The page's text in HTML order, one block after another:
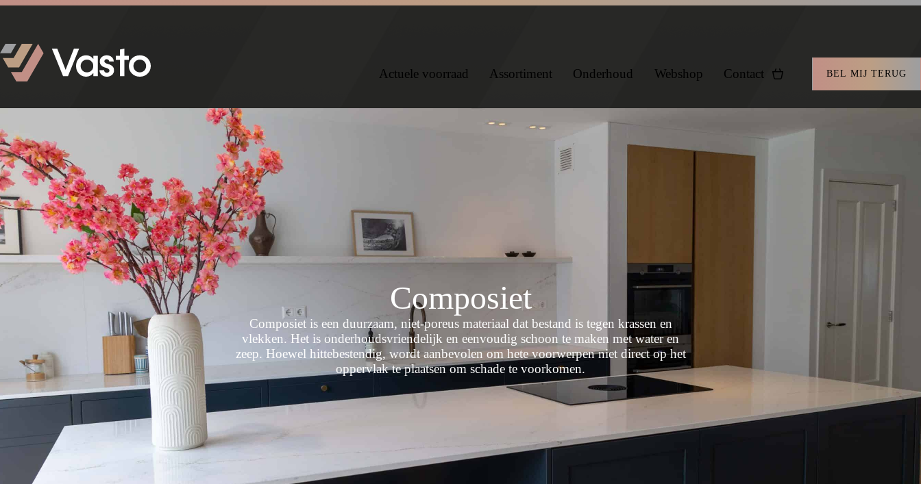
Actuele voorraad Assortiment Onderhoud Webshop Contact BEL MIJ TERUG
Composiet
Composiet is een duurzaam, niet-poreus materiaal dat bestand is tegen krassen en
vlekken. Het is onderhoudsvriendelijk en eenvoudig schoon te maken met water en
zeep. Hoewel hittebestendig, wordt aanbevolen om hete voorwerpen niet direct op het
oppervlak te plaatsen om schade te voorkomen.